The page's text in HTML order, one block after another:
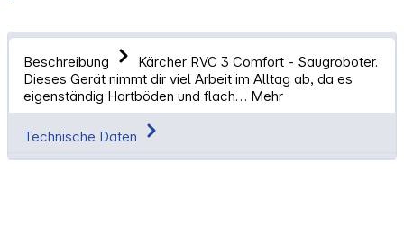
Beschreibung
Kärcher RVC 3 Comfort - Saugroboter.
Dieses Gerät nimmt dir viel Arbeit im Alltag ab, da es
eigenständig Hartböden und flach… Mehr
Technische Daten